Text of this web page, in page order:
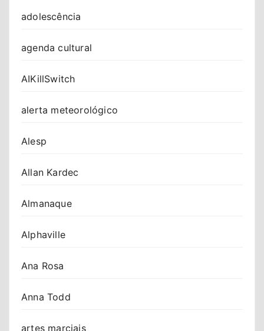
adolescência
agenda cultural
AIKillSwitch
alerta meteorológico
Alesp
Allan Kardec
Almanaque
Alphaville
Ana Rosa
Anna Todd
artes marciais